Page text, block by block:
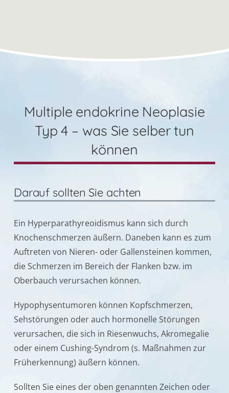
Multiple endokrine Neoplasie
Typ 4 – was Sie selber tun
können
Darauf sollten Sie achten
Ein Hyperparathyreoidismus kann sich durch
Knochenschmerzen äußern. Daneben kann es zum
Auftreten von Nieren- oder Gallensteinen kommen,
die Schmerzen im Bereich der Flanken bzw. im
Oberbauch verursachen können.
Hypophysentumoren können Kopfschmerzen,
Sehstörungen oder auch hormonelle Störungen
verursachen, die sich in Riesenwuchs, Akromegalie
oder einem Cushing-Syndrom (s. Maßnahmen zur
Früherkennung) äußern können.
Sollten Sie eines der oben genannten Zeichen oder